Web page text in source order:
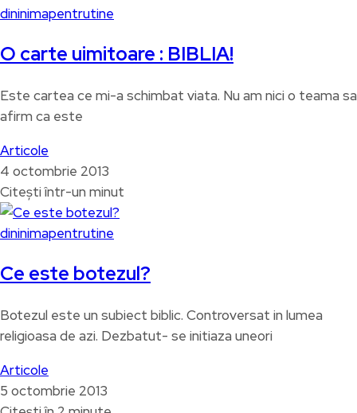
dininimapentrutine
O carte uimitoare : BIBLIA!
Este cartea ce mi-a schimbat viata. Nu am nici o teama sa
afirm ca este
Articole
4 octombrie 2013
Citești într-un minut
dininimapentrutine
Ce este botezul?
Botezul este un subiect biblic. Controversat in lumea
religioasa de azi. Dezbatut- se initiaza uneori
Articole
5 octombrie 2013